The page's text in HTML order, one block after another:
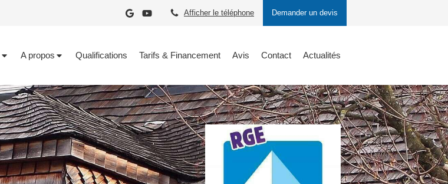
Demander un devis
Afficher le téléphone
A propos Qualifications Tarifs & Financement Avis Contact Actualités